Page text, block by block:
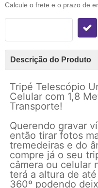
Calcule o frete e o prazo de
Descrição do Produto
Tripé Telescópio
Celular com 1,8
Transporte!
Querendo gravar
então tirar fotos
tremedeiras e do
compre já o seu
câmera ou celular
terá a altura de
360º podendo